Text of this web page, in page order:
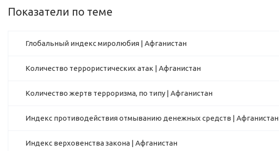
Показатели по теме
Глобальный индекс миролюбия | Афганистан
Количество террористических атак | Афганистан
Количество жертв терроризма, по типу | Афганистан
Индекс противодействия отмыванию денежных средств | Афганистан
Индекс верховенства закона | Афганистан